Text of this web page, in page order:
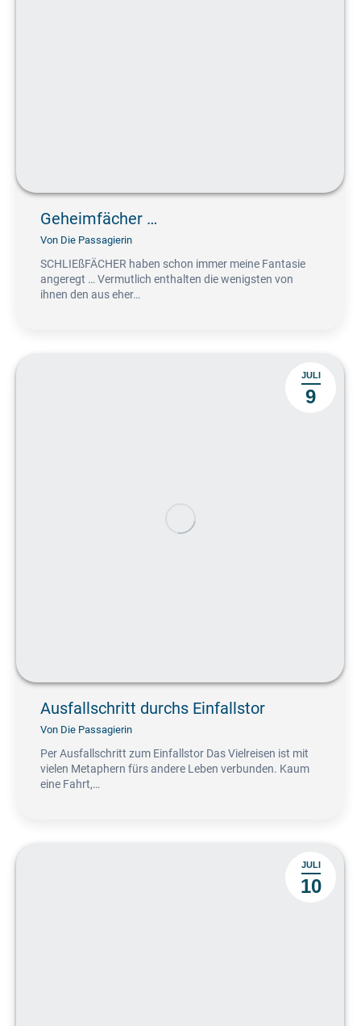
Geheimfächer …
Von Die Passagierin
SCHLIEßFÄCHER haben schon immer meine Fantasie
angeregt … Vermutlich enthalten die wenigsten von
ihnen den aus eher…
JULI
9
Ausfallschritt durchs Einfallstor
Von Die Passagierin
Per Ausfallschritt zum Einfallstor Das Vielreisen ist mit
vielen Metaphern fürs andere Leben verbunden. Kaum
eine Fahrt,…
JULI
10